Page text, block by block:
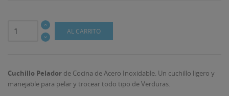
AL CARRITO
Cuchillo Pelador de Cocina de Acero Inoxidable. Un cuchillo ligero y
manejable para pelar y trocear todo tipo de Verduras.
((TITLE))